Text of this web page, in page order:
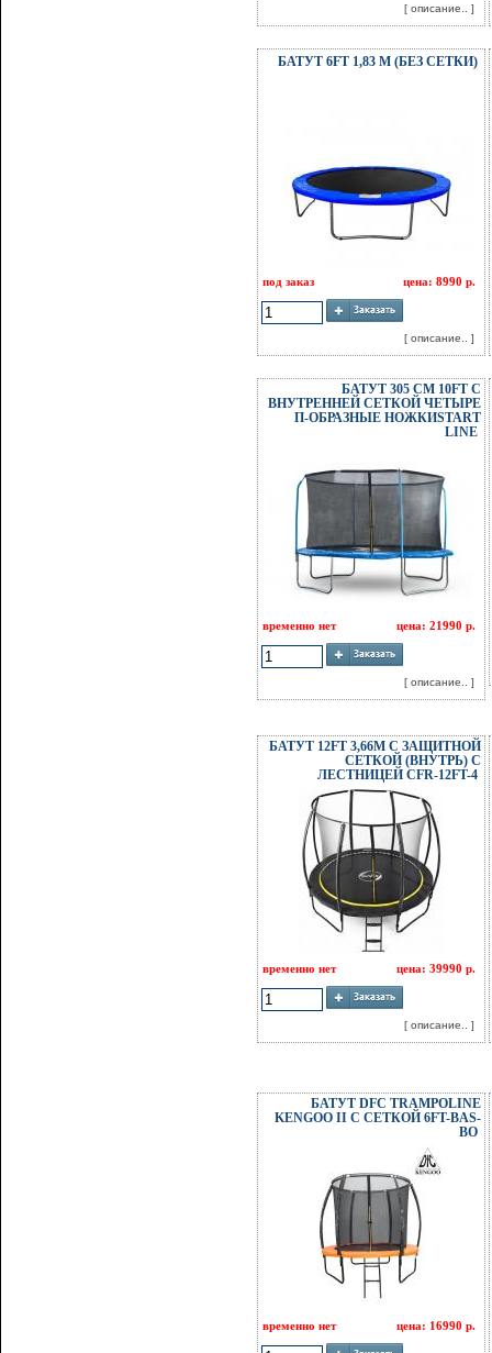
[ описание.. ]
БАТУТ 6FT 1,83 М (БЕЗ СЕТКИ)
под заказ цена: 8990 р.
[ описание.. ]
БАТУТ 305 СМ 10FT С
ВНУТРЕННЕЙ СЕТКОЙ ЧЕТЫРЕ
П-ОБРАЗНЫЕ НОЖКИSTART
LINE
временно нет цена: 21990 р.
[ описание.. ]
БАТУТ 12FT 3,66М С ЗАЩИТНОЙ
СЕТКОЙ (ВНУТРЬ) С
ЛЕСТНИЦЕЙ CFR-12FT-4
временно нет цена: 39990 р.
[ описание.. ]
БАТУТ DFC TRAMPOLINE
KENGOO II С СЕТКОЙ 6FT-BAS-
BO
временно нет цена: 16990 р.